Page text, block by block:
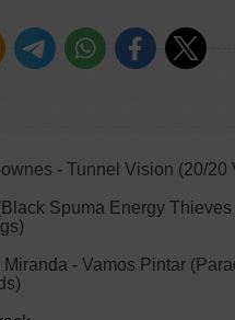
- Tunnel Vision (20/20
Spuma Energy
- Vamos Pintar